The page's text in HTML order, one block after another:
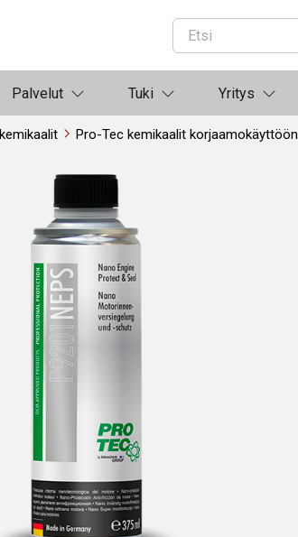
Palvelut Tuki Yritys
Pro-Tec kemikaalit korjaamokäyttöön